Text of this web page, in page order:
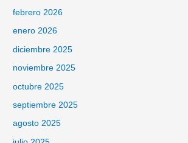
febrero 2026
enero 2026
diciembre 2025
noviembre 2025
octubre 2025
septiembre 2025
agosto 2025